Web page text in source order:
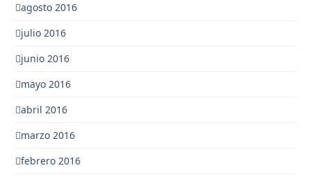
agosto 2016
julio 2016
junio 2016
mayo 2016
abril 2016
marzo 2016
febrero 2016